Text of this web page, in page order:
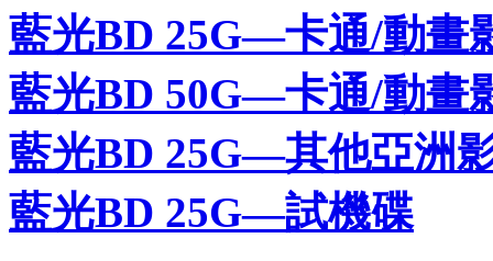
藍光BD 25G—卡通/動畫
藍光BD 50G—卡通/動畫
藍光BD 25G—其他亞洲
藍光BD 25G—試機碟